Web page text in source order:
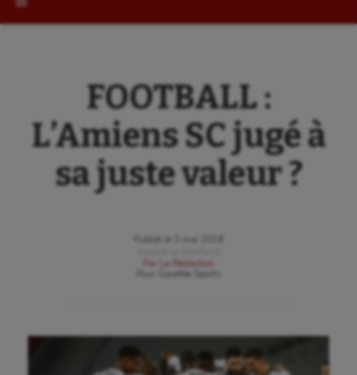
FOOTBALL :
L’Amiens SC jugé à
sa juste valeur ?
Publié le
3 mai 2018
Par
La Rédaction
Gazette Sports